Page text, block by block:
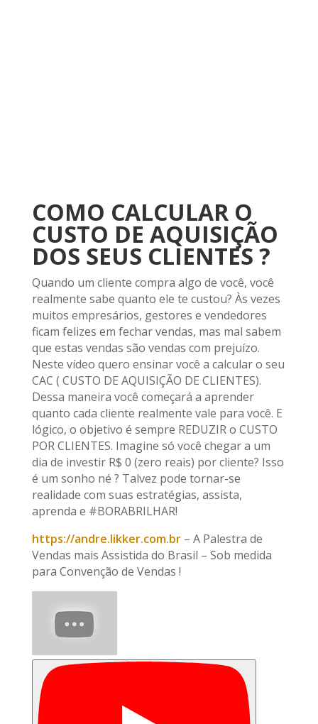
COMO CALCULAR O
CUSTO DE AQUISIÇÃO
DOS SEUS CLIENTES ?
Quando um cliente compra algo de você, você
realmente sabe quanto ele te custou? Às vezes
muitos empresários, gestores e vendedores
ficam felizes em fechar vendas, mas mal sabem
que estas vendas são vendas com prejuízo.
Neste vídeo quero ensinar você a calcular o seu
CAC ( CUSTO DE AQUISIÇÃO DE CLIENTES).
Dessa maneira você começará a aprender
quanto cada cliente realmente vale para você. E
lógico, o objetivo é sempre REDUZIR o CUSTO
POR CLIENTES. Imagine só você chegar a um
dia de investir R$ 0 (zero reais) por cliente? Isso
é um sonho né ? Talvez pode tornar-se
realidade com suas estratégias, assista,
aprenda e #BORABRILHAR!
https://andre.likker.com.br– A Palestra de
Vendas mais Assistida do Brasil – Sob medida
para Convenção de Vendas !